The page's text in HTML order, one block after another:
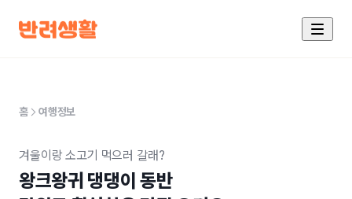
홈 여행정보
겨울이랑 소고기 먹으러 갈래?
왕크왕귀 댕댕이 동반